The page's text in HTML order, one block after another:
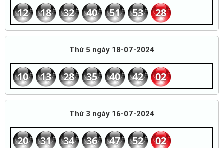
12 18 32 40 51 53 28
Thứ 5 ngày 18-07-2024
10 13 28 35 40 42 02
Thứ 3 ngày 16-07-2024
20 31 34 36 47 52 02